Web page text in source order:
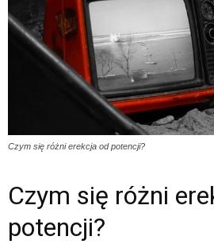
Czym się różni erekcja od potencji?
Czym się różni
potencji?